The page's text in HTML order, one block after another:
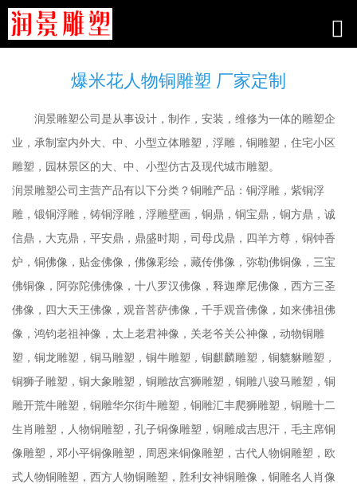
爆米花人物铜雕塑 厂家定制
润景雕塑公司是从事设计，制作，安装，维修为一体的雕塑企
业，承制室内外大、中、小型立体雕塑，浮雕，铜雕塑，住宅小区
雕塑，园林景区的大、中、小型仿古及现代城市雕塑。
润景雕塑公司主营产品有以下分类？铜雕产品：铜浮雕，紫铜浮
雕，锻铜浮雕，铸铜浮雕，浮雕壁画，铜鼎，铜宝鼎，铜方鼎，诚
信鼎，大克鼎，平安鼎，鼎盛时期，司母戊鼎，四羊方尊，铜钟香
炉，铜佛像，贴金佛像，佛像彩绘，藏传佛像，弥勒佛铜像，三宝
佛铜像，阿弥陀佛佛像，十八罗汉佛像，释迦摩尼佛像，西方三圣
佛像，四大天王佛像，观音菩萨佛像，千手观音佛像，如来佛祖佛
像，鸿钧老祖神像，太上老君神像，关老爷关公神像，动物铜雕
塑，铜龙雕塑，铜马雕塑，铜牛雕塑，铜麒麟雕塑，铜貔貅雕塑，
铜狮子雕塑，铜大象雕塑，铜雕故宫狮雕塑，铜雕八骏马雕塑，铜
雕开荒牛雕塑，铜雕华尔街牛雕塑，铜雕汇丰爬狮雕塑，铜雕十二
生肖雕塑，人物铜雕塑，孔子铜像雕塑，铜雕成吉思汗，毛主席铜
像雕塑，邓小平铜像雕塑，周恩来铜像雕塑，古代人物铜雕塑，欧
式人物铜雕塑，西方人物铜雕塑，胜利女神铜雕像，铜雕名人肖像